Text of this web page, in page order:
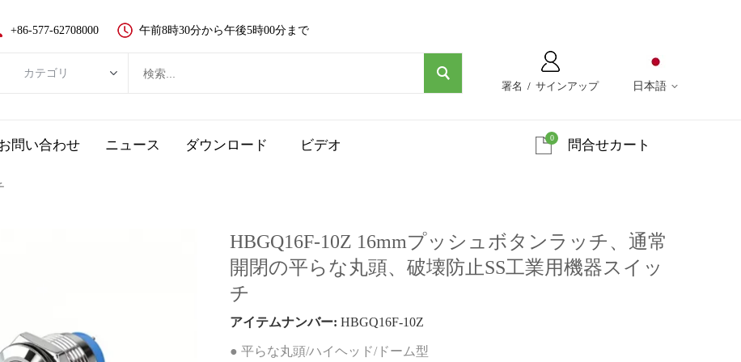
日本語
署名 / サインアップ
+86-577-62708000 午前8時30分から午後5時00分まで
カテゴリ
新品ボタンスイッチ
問い合わせ ニュース ダウンロード ビデオ 問合せカート
0
HBGQ16F-10Z 16mmプッシュボタンラッチ、通常
開閉の平らな丸頭、破壊防止SS工業用機器スイッ
チ
アイテムナンバー: HBGQ16F-10Z
● 平らな丸頭/ハイヘッド/ドーム型